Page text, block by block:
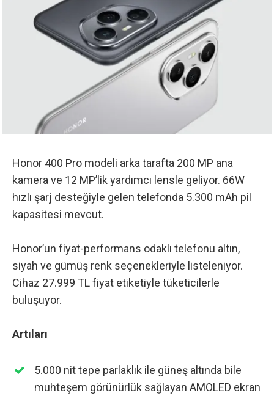
Honor 400 Pro modeli arka tarafta 200 MP ana
kamera ve 12 MP’lik yardımcı lensle geliyor. 66W
hızlı şarj desteğiyle gelen telefonda 5.300 mAh pil
kapasitesi mevcut.
Honor’un fiyat-performans odaklı telefonu altın,
siyah ve gümüş renk seçenekleriyle listeleniyor.
Cihaz 27.999 TL fiyat etiketiyle tüketicilerle
buluşuyor.
Artıları
5.000 nit tepe parlaklık ile güneş altında bile
muhteşem görünürlük sağlayan AMOLED ekran